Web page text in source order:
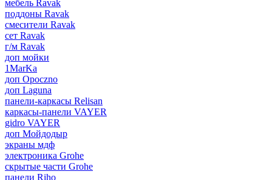
мебель Ravak
поддоны Ravak
смесители Ravak
сет Ravak
г/м Ravak
доп мойки
1MarKa
доп Opoczno
доп Laguna
панели-каркасы Relisan
каркасы-панели VAYER
gidro VAYER
доп Мойдодыр
экраны мдф
электроника Grohe
скрытые части Grohe
панели Riho